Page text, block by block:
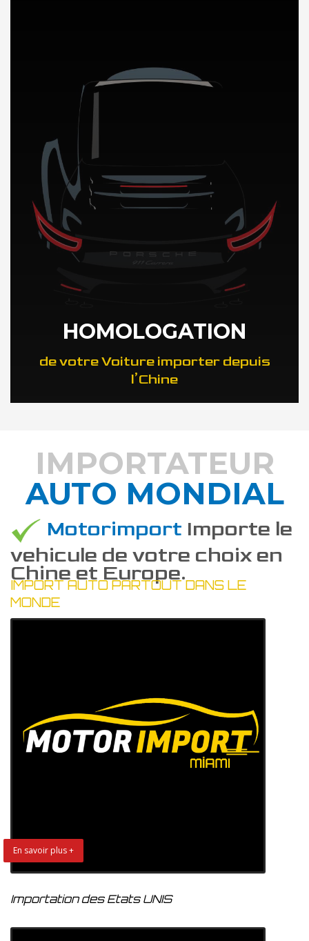
DÉCOUVREZ NOTRE IMPORTATION AUTO en Chine
HOMOLOGATION
de votre Voiture importer depuis
l’Chine
DÉCOUVREZ COMMENT
IMPORTATEUR
AUTO MONDIAL
Motorimport Importe le
vehicule de votre choix en
Chine et Europe.
IMPORT AUTO PARTOUT DANS LE
MONDE
En savoir plus +
Importation des Etats UNIS